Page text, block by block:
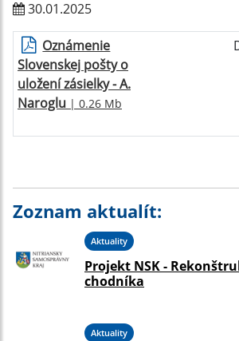
30.01.2025
Oznámenie
Slovenskej pošty o
uložení zásielky - A.
Naroglu | 0.26 Mb
Zoznam aktualít:
Aktuality
Projekt NSK -
chodníka
Aktuality